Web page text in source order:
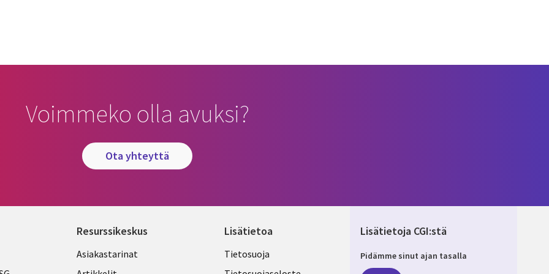
on Print
Voimmeko olla avuksi?
ota yhteyttä
Resurssikeskus
Library
Asiakastarinat
Lisätietoa
Legal
Tietosuoja
Lisätietoja CGI:stä
Pidämme sinut ajan tasalla